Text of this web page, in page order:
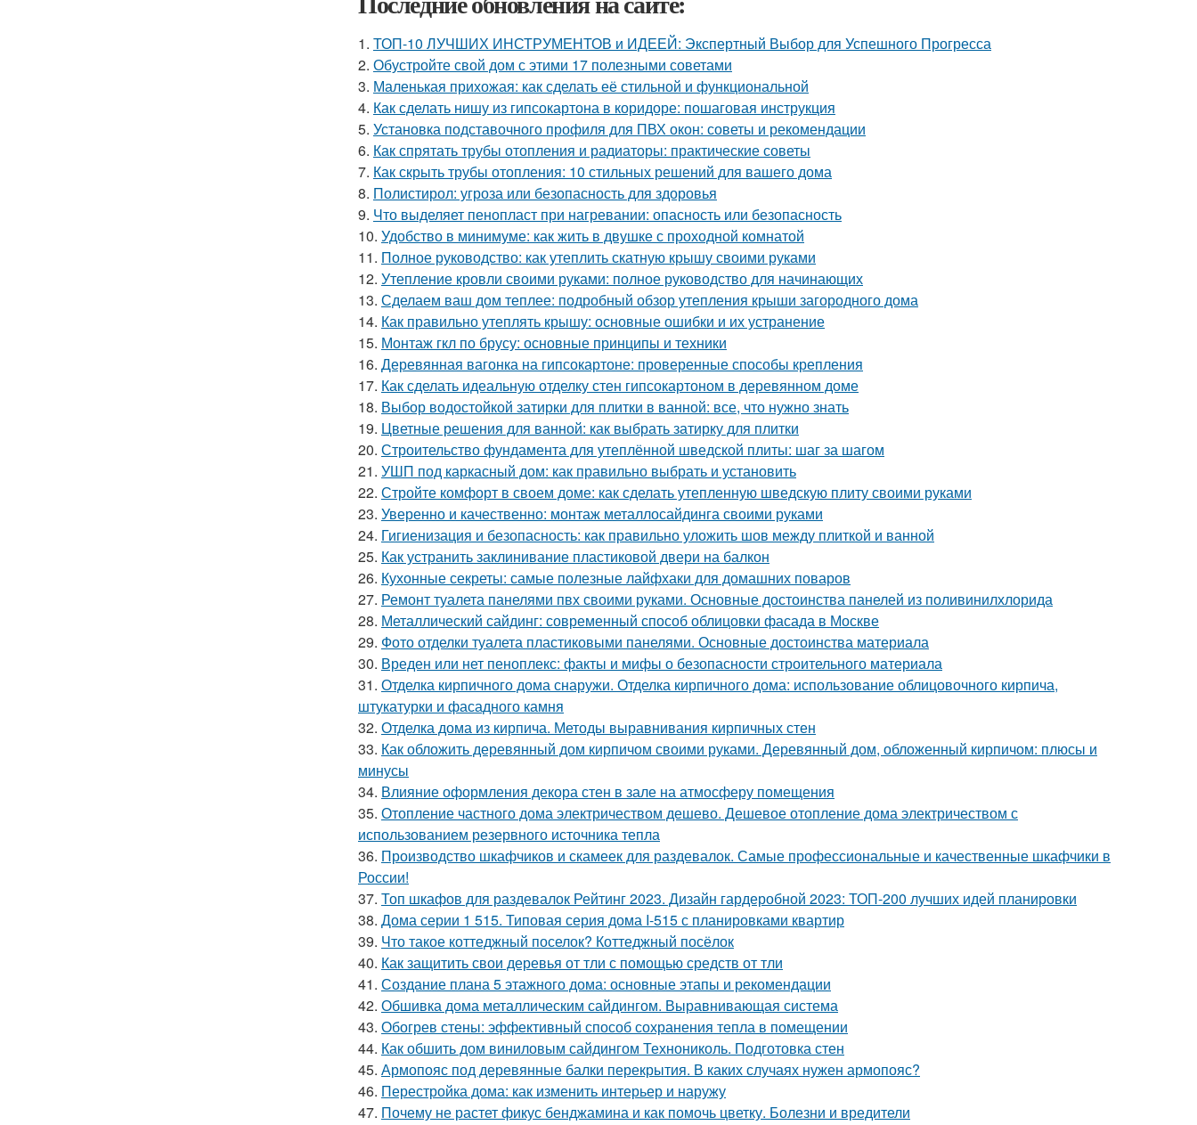
1. ТОП-10 ЛУЧШИХ ИНСТРУМЕНТОВ и ИДЕЕЙ: Экспертный Выбор для Успешного Прогресса
2. Обустройте свой дом с этими 17 полезными советами
3. Маленькая прихожая: как сделать её стильной и функциональной
4. Как сделать нишу из гипсокартона в коридоре: пошаговая инструкция
5. Установка подставочного профиля для ПВХ окон: советы и рекомендации
6. Как спрятать трубы отопления и радиаторы: практические советы
7. Как скрыть трубы отопления: 10 стильных решений для вашего дома
8. Полистирол: угроза или безопасность для здоровья
9. Что выделяет пенопласт при нагревании: опасность или безопасность
10. Удобство в минимуме: как жить в двушке с проходной комнатой
11. Полное руководство: как утеплить скатную крышу своими руками
12. Утепление кровли своими руками: полное руководство для начинающих
13. Сделаем ваш дом теплее: подробный обзор утепления крыши загородного дома
14. Как правильно утеплять крышу: основные ошибки и их устранение
15. Монтаж гкл по брусу: основные принципы и техники
16. Деревянная вагонка на гипсокартоне: проверенные способы крепления
17. Как сделать идеальную отделку стен гипсокартоном в деревянном доме
18. Выбор водостойкой затирки для плитки в ванной: все, что нужно знать
19. Цветные решения для ванной: как выбрать затирку для плитки
20. Строительство фундамента для утеплённой шведской плиты: шаг за шагом
21. УШП под каркасный дом: как правильно выбрать и установить
22. Стройте комфорт в своем доме: как сделать утепленную шведскую плиту своими руками
23. Уверенно и качественно: монтаж металлосайдинга своими руками
24. Гигиенизация и безопасность: как правильно уложить шов между плиткой и ванной
25. Как устранить заклинивание пластиковой двери на балкон
26. Кухонные секреты: самые полезные лайфхаки для домашних поваров
27. Ремонт туалета панелями пвх своими руками. Основные достоинства панелей из поливинилхлорида
28. Металлический сайдинг: современный способ облицовки фасада в Москве
29. Фото отделки туалета пластиковыми панелями. Основные достоинства материала
30. Вреден или нет пеноплекс: факты и мифы о безопасности строительного материала
31. Отделка кирпичного дома снаружи. Отделка кирпичного дома: использование облицовочного кирпича,
штукатурки и фасадного камня
32. Отделка дома из кирпича. Методы выравнивания кирпичных стен
33. Как обложить деревянный дом кирпичом своими руками. Деревянный дом, обложенный кирпичом: плюсы и
минусы
34. Влияние оформления декора стен в зале на атмосферу помещения
35. Отопление частного дома электричеством дешево. Дешевое отопление дома электричеством с
использованием резервного источника тепла
36. Производство шкафчиков и скамеек для раздевалок. Самые профессиональные и качественные шкафчики в
России!
37. Топ шкафов для раздевалок Рейтинг 2023. Дизайн гардеробной 2023: ТОП-200 лучших идей планировки
38. Дома серии 1 515. Типовая серия дома I-515 с планировками квартир
39. Что такое коттеджный поселок? Коттеджный посёлок
40. Как защитить свои деревья от тли с помощью средств от тли
41. Создание плана 5 этажного дома: основные этапы и рекомендации
42. Обшивка дома металлическим сайдингом. Выравнивающая система
43. Обогрев стены: эффективный способ сохранения тепла в помещении
44. Как обшить дом виниловым сайдингом Технониколь. Подготовка стен
45. Армопояс под деревянные балки перекрытия. В каких случаях нужен армопояс?
46. Перестройка дома: как изменить интерьер и наружу
47. Почему не растет фикус бенджамина и как помочь цветку. Болезни и вредители